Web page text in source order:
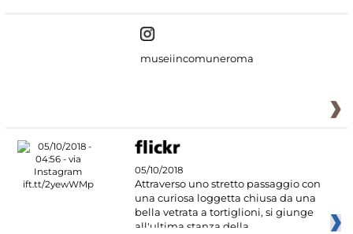
museiincomuneroma
05/10/2018
Attraverso uno stretto passaggio con
una curiosa loggetta chiusa da una
bella vetrata a tortiglioni, si giunge
all'ultima stanza della